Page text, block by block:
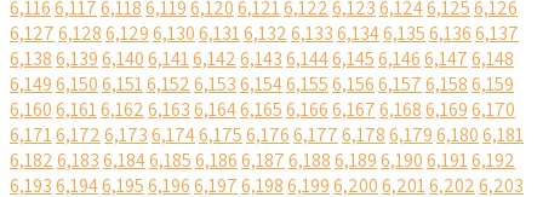
6,1166,1176,1186,1196,1206,1216,1226,1236,1246,1256,126
6,1276,1286,1296,1306,1316,1326,1336,1346,1356,1366,137
6,1386,1396,1406,1416,1426,1436,1446,1456,1466,1476,148
6,1496,1506,1516,1526,1536,1546,1556,1566,1576,1586,159
6,1606,1616,1626,1636,1646,1656,1666,1676,1686,1696,170
6,1716,1726,1736,1746,1756,1766,1776,1786,1796,1806,181
6,1826,1836,1846,1856,1866,1876,1886,1896,1906,1916,192
6,1936,1946,1956,1966,1976,1986,1996,2006,2016,2026,203